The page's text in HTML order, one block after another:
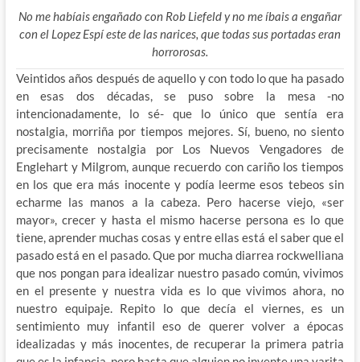
No me habíais engañado con Rob Liefeld y no me íbais a engañar
con el Lopez Espí este de las narices, que todas sus portadas eran
horrorosas.
Veintidos años después de aquello y con todo lo que ha pasado
en esas dos décadas, se puso sobre la mesa -no
intencionadamente, lo sé- que lo único que sentía era
nostalgia, morriña por tiempos mejores. Sí, bueno, no siento
precisamente nostalgia por Los Nuevos Vengadores de
Englehart y Milgrom, aunque recuerdo con cariño los tiempos
en los que era más inocente y podía leerme esos tebeos sin
echarme las manos a la cabeza. Pero hacerse viejo, «ser
mayor», crecer y hasta el mismo hacerse persona es lo que
tiene, aprender muchas cosas y entre ellas está el saber que el
pasado está en el pasado. Que por mucha diarrea rockwelliana
que nos pongan para idealizar nuestro pasado común, vivimos
en el presente y nuestra vida es lo que vivimos ahora, no
nuestro equipaje. Repito lo que decía el viernes, es un
sentimiento muy infantil eso de querer volver a épocas
idealizadas y más inocentes, de recuperar la primera patria